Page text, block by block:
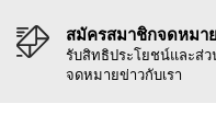
สมัครสมาชิกจดหมา
รับสิทธิประโยชน์และส่
จดหมายข่าวกับเรา